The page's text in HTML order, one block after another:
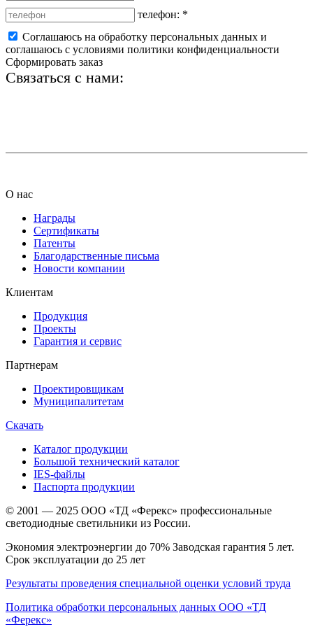
телефон: *
Соглашаюсь на обработку персональных данных и
соглашаюсь с условиями политики конфиденциальности
Сформировать заказ
Связаться с нами:
О нас
Награды
Сертификаты
Патенты
Благодарственные письма
Новости компании
Клиентам
Продукция
Проекты
Гарантия и сервис
Партнерам
Проектировщикам
Муниципалитетам
Скачать
Каталог продукции
Большой технический каталог
IES-файлы
Паспорта продукции
© 2001 — 2025 ООО «ТД «Ферекс» профессиональные
светодиодные светильники из России.
Экономия электроэнергии до 70% Заводская гарантия 5 лет.
Срок эксплуатации до 25 лет
Результаты проведения специальной оценки условий труда
Политика обработки персональных данных ООО «ТД
«Ферекс»